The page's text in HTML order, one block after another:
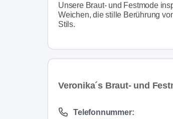
Unsere Braut- und Festmode
Weichen, die stille Berührung
Stils.
Veronika´s Braut- und
Telefonnummer: